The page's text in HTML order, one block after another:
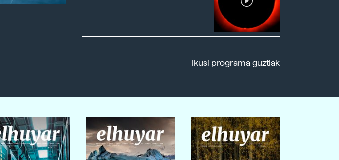
Ikusi programa guztiak